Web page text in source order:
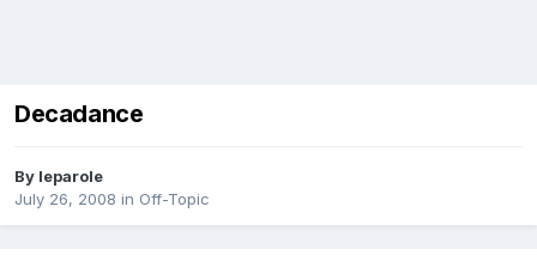
Decadance
By leparole
July 26, 2008 in Off-Topic